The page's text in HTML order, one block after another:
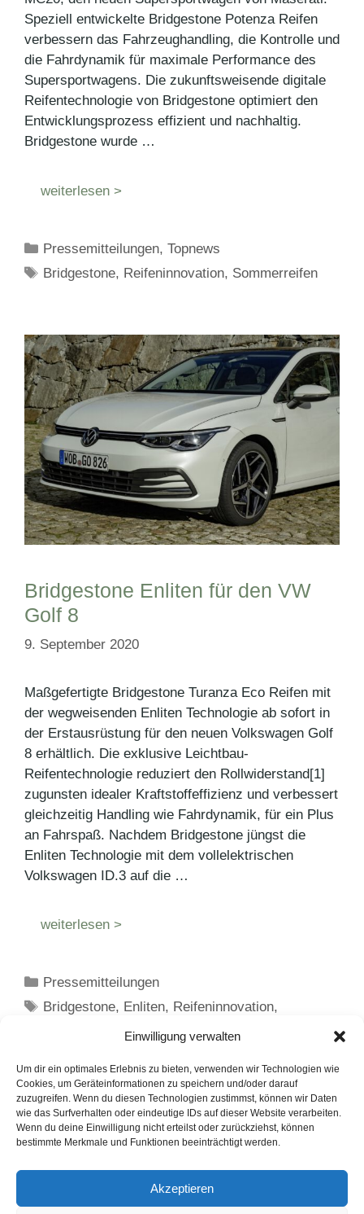
Einwilligung verwalten
Um dir ein optimales Erlebnis zu bieten, verwenden wir Technologien wie
Cookies, um Geräteinformationen zu speichern und/oder darauf
zuzugreifen. Wenn du diesen Technologien zustimmst, können wir Daten
wie das Surfverhalten oder eindeutige IDs auf dieser Website verarbeiten.
Wenn du deine Einwilligung nicht erteilst oder zurückziehst, können
bestimmte Merkmale und Funktionen beeinträchtigt werden.
Akzeptieren
Speziell entwickelte Bridgestone Potenza Reifen
verbessern das Fahrzeughandling, die Kontrolle und
die Fahrdynamik für maximale Performance des
Supersportwagens. Die zukunftsweisende digitale
Reifentechnologie von Bridgestone optimiert den
Entwicklungsprozess effizient und nachhaltig.
Bridgestone wurde …
weiterlesen >
Kategorien
Pressemitteilungen,Topnews
Schlagwörter
Bridgestone, Reifeninnovation, Sommerreifen
Bridgestone Enliten für den VW
Golf 8
9. September 2020
Maßgefertigte Bridgestone Turanza Eco Reifen mit
der wegweisenden Enliten Technologie ab sofort in
der Erstausrüstung für den neuen Volkswagen Golf
8 erhältlich. Die exklusive Leichtbau-
Reifentechnologie reduziert den Rollwiderstand[1]
zugunsten idealer Kraftstoffeffizienz und verbessert
gleichzeitig Handling wie Fahrdynamik, für ein Plus
an Fahrspaß. Nachdem Bridgestone jüngst die
Enliten Technologie mit dem vollelektrischen
Volkswagen ID.3 auf die …
weiterlesen >
Kategorien
Pressemitteilungen
Schlagwörter
Bridgestone, Enliten, Reifeninnovation,
Seite
1 Seite
2 Weiter→